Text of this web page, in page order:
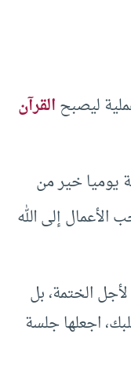
ليصبحالقرآن
يوميا خير من
الأعمال إلى الله
لأجل الختمة، بل
اجعلها جلسة